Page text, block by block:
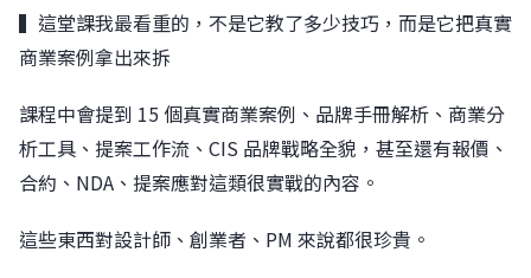
▍這堂課我最看重的，不是它教了多少技巧，而是它把真實
商業案例拿出來拆
課程中會提到 15 個真實商業案例、品牌手冊解析、商業分
析工具、提案工作流、CIS 品牌戰略全貌，甚至還有報價、
合約、NDA、提案應對這類很實戰的內容。
這些東西對設計師、創業者、PM 來說都很珍貴。